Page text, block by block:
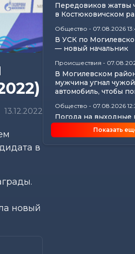
13.12.2022
в
новый
Передовиков жатвы
в Костюковичском
Общество - 07.08.2026
В УСК по
— новый начальник
Происшествия -
В Могилевском
мужчина угнал чужой
автомобиль, чтобы
Общество - 07.08.2026
Погода на выходные
Могилевской
комфортная летняя
Показать